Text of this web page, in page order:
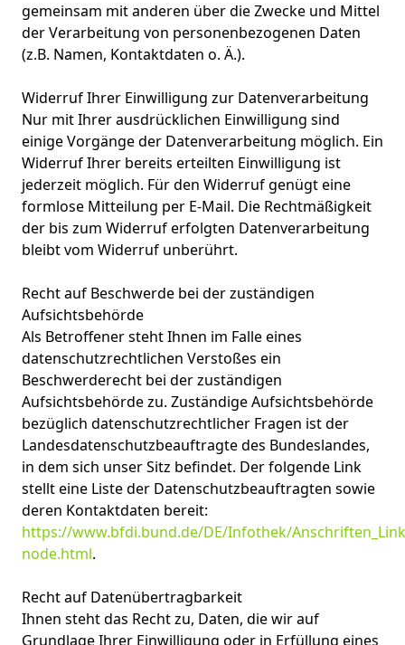
gemeinsam mit anderen über die Zwecke und Mittel
der Verarbeitung von personenbezogenen Daten
(z.B. Namen, Kontaktdaten o. Ä.).
Widerruf Ihrer Einwilligung zur Datenverarbeitung
Nur mit Ihrer ausdrücklichen Einwilligung sind
einige Vorgänge der Datenverarbeitung möglich. Ein
Widerruf Ihrer bereits erteilten Einwilligung ist
jederzeit möglich. Für den Widerruf genügt eine
formlose Mitteilung per E-Mail. Die Rechtmäßigkeit
der bis zum Widerruf erfolgten Datenverarbeitung
bleibt vom Widerruf unberührt.
Recht auf Beschwerde bei der zuständigen
Aufsichtsbehörde
Als Betroffener steht Ihnen im Falle eines
datenschutzrechtlichen Verstoßes ein
Beschwerderecht bei der zuständigen
Aufsichtsbehörde zu. Zuständige Aufsichtsbehörde
bezüglich datenschutzrechtlicher Fragen ist der
Landesdatenschutzbeauftragte des Bundeslandes,
in dem sich unser Sitz befindet. Der folgende Link
stellt eine Liste der Datenschutzbeauftragten sowie
deren Kontaktdaten bereit:
https://www.bfdi.bund.de/DE/Infothek/
node.html.
Recht auf Datenübertragbarkeit
Ihnen steht das Recht zu, Daten, die wir auf
Grundlage Ihrer Einwilligung oder in Erfüllung eines